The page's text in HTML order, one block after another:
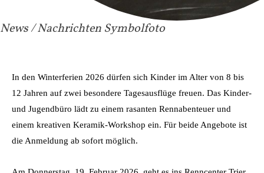
News / Nachrichten Symbolfoto
In den Winterferien 2026 dürfen sich Kinder im Alter von 8 bis
12 Jahren auf zwei besondere Tagesausflüge freuen. Das Kinder-
und Jugendbüro lädt zu einem rasanten Rennabenteuer und
einem kreativen Keramik-Workshop ein. Für beide Angebote ist
die Anmeldung ab sofort möglich.